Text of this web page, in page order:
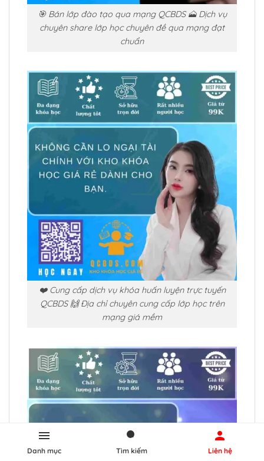
🎯 Bán lớp đào tạo qua mạng QCBDS 🗻 Dịch vụ
chuyên share lớp học chuyên đề qua mạng đạt
chuẩn
❤️ Cung cấp dịch vụ khóa huấn luyện trực tuyến
QCBDS 🙌 Địa chỉ chuyên cung cấp lớp học trên
mạng giá mềm
Danh mục Tìm kiếm Liên hệ